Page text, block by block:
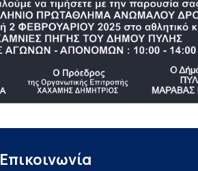
Επικοινωνία